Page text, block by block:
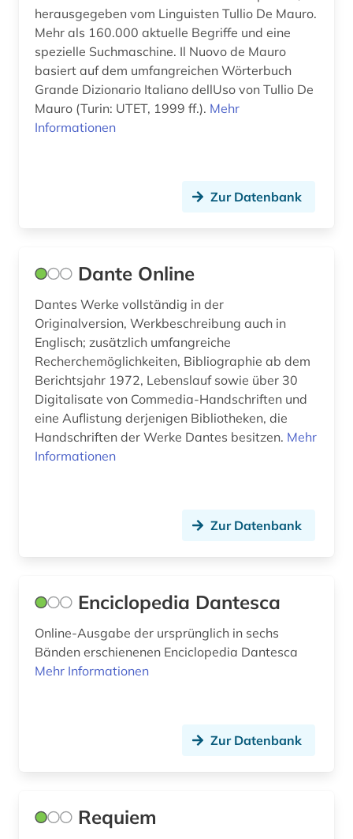
kirchenmusik (1)
kirchliche eheschließung (1)
klassische philologie (1)
kloster (1)
korpus <linguistik> (1)
kritische ausgabe (1)
kronländer (1)
kultur (2)
kulturgeschichte (1)
kulturwissenschaften (9)
kunstzeitschrift (1)
künstler (1)
lexikon (1)
herausgegeben vom Linguisten Tullio De Mauro.
Mehr als 160.000 aktuelle Begriffe und eine
spezielle Suchmaschine. Il Nuovo de Mauro
basiert auf dem umfangreichen Wörterbuch
Grande Dizionario Italiano dellUso von Tullio De
Mauro (Turin: UTET, 1999 ff.). Mehr
Informationen
Zur Datenbank
Dante Online
Dantes Werke vollständig in der
Originalversion, Werkbeschreibung auch in
Englisch; zusätzlich umfangreiche
Recherchemöglichkeiten, Bibliographie ab dem
Berichtsjahr 1972, Lebenslauf sowie über 30
Digitalisate von Commedia-Handschriften und
eine Auflistung derjenigen Bibliotheken, die
Handschriften der Werke Dantes besitzen. Mehr
Informationen
Zur Datenbank
Enciclopedia Dantesca
Online-Ausgabe der ursprünglich in sechs
Bänden erschienenen Enciclopedia Dantesca
Mehr Informationen
Zur Datenbank
Requiem